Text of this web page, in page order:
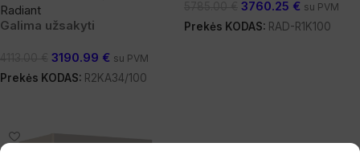
Radiant
Galima užsakyti
3190.99 € su PVM
Prekės KODAS: R2KA34/100
3760.25 € su PVM
Prekės KODAS: RAD-R1K100